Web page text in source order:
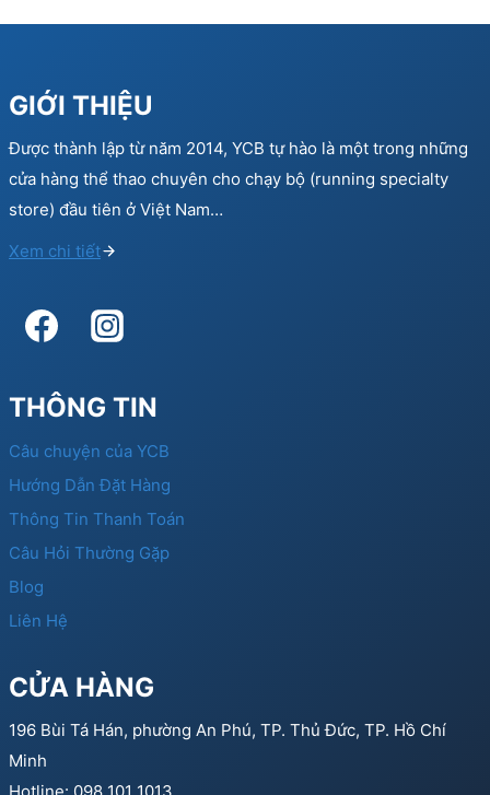
GIỚI THIỆU
Được thành lập từ năm 2014, YCB tự hào là một trong những
cửa hàng thể thao chuyên cho chạy bộ (running specialty
store) đầu tiên ở Việt Nam…
Xem chi tiết
THÔNG TIN
Câu chuyện của YCB
Hướng Dẫn Đặt Hàng
Thông Tin Thanh Toán
Câu Hỏi Thường Gặp
Blog
Liên Hệ
CỬA HÀNG
196 Bùi Tá Hán, phường An Phú, TP. Thủ Đức, TP. Hồ Chí
Minh